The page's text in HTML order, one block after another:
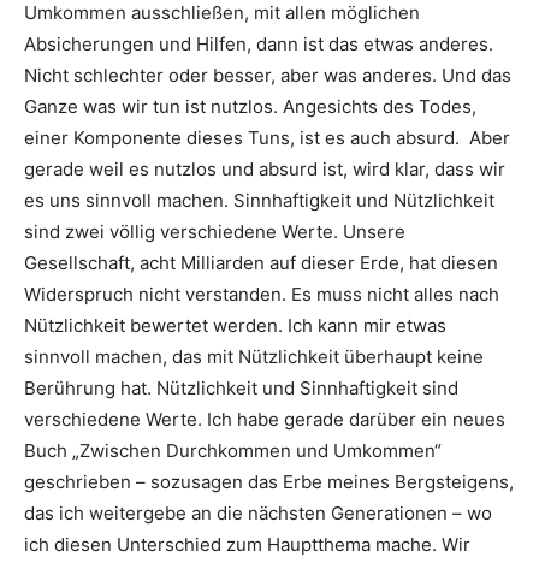
Umkommen ausschließen, mit allen möglichen
Absicherungen und Hilfen, dann ist das etwas anderes.
Nicht schlechter oder besser, aber was anderes. Und das
Ganze was wir tun ist nutzlos. Angesichts des Todes,
einer Komponente dieses Tuns, ist es auch absurd. Aber
gerade weil es nutzlos und absurd ist, wird klar, dass wir
es uns sinnvoll machen. Sinnhaftigkeit und Nützlichkeit
sind zwei völlig verschiedene Werte. Unsere
Gesellschaft, acht Milliarden auf dieser Erde, hat diesen
Widerspruch nicht verstanden. Es muss nicht alles nach
Nützlichkeit bewertet werden. Ich kann mir etwas
sinnvoll machen, das mit Nützlichkeit überhaupt keine
Berührung hat. Nützlichkeit und Sinnhaftigkeit sind
verschiedene Werte. Ich habe gerade darüber ein neues
Buch „Zwischen Durchkommen und Umkommen“
geschrieben – sozusagen das Erbe meines Bergsteigens,
das ich weitergebe an die nächsten Generationen – wo
ich diesen Unterschied zum Hauptthema mache. Wir